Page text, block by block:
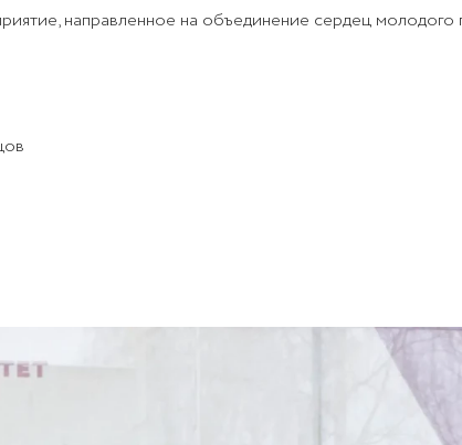
направленное на объединение сердец молодого